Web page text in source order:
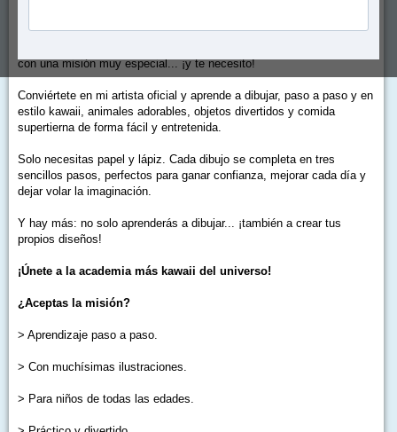
con una misión muy especial... ¡y te necesito!
Conviértete en mi artista oficial y aprende a dibujar, paso a paso y en
estilo kawaii, animales adorables, objetos divertidos y comida
supertierna de forma fácil y entretenida.
Solo necesitas papel y lápiz. Cada dibujo se completa en tres
sencillos pasos, perfectos para ganar confianza, mejorar cada día y
dejar volar la imaginación.
Y hay más: no solo aprenderás a dibujar... ¡también a crear tus
propios diseños!
¡Únete a la academia más kawaii del universo!
¿Aceptas la misión?
> Aprendizaje paso a paso.
> Con muchísimas ilustraciones.
> Para niños de todas las edades.